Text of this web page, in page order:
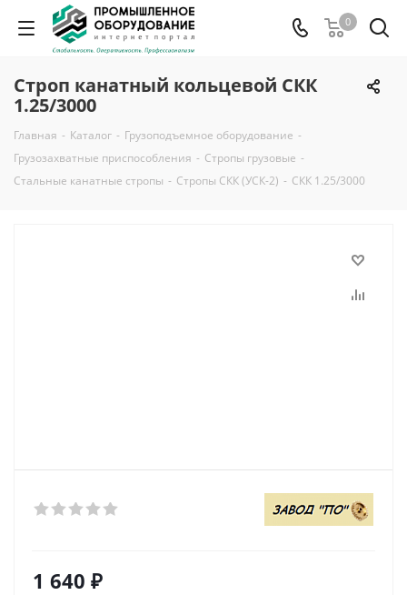
0
Строп канатный кольцевой СКК
1.25/3000
Главная - Каталог - Грузоподъемное оборудование -
Грузозахватные приспособления - Стропы грузовые -
Стальные канатные стропы - Стропы СКК (УСК-2) - СКК 1.25/3000
1 640 ₽